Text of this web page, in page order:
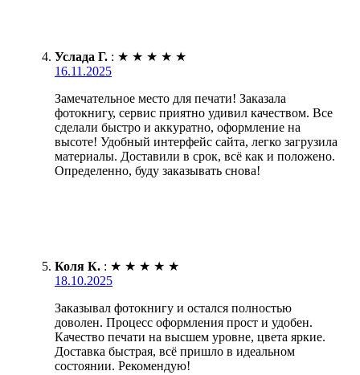
Услада Г. : ★ ★ ★ ★ ★
16.11.2025
Замечательное место для печати! Заказала
фотокнигу, сервис приятно удивил качеством. Все
сделали быстро и аккуратно, оформление на
высоте! Удобный интерфейс сайта, легко загрузила
материалы. Доставили в срок, всё как и положено.
Определенно, буду заказывать снова!
Коля К. : ★ ★ ★ ★ ★
18.10.2025
Заказывал фотокнигу и остался полностью
доволен. Процесс оформления прост и удобен.
Качество печати на высшем уровне, цвета яркие.
Доставка быстрая, всё пришло в идеальном
состоянии. Рекомендую!